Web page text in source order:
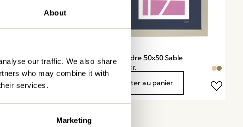
About
our traffic. We also share
who may combine it with
services.
Marketing
50×70 Olive
au panier
Plex Cadre 50×50 Sable
kr.
Ajouter au panier